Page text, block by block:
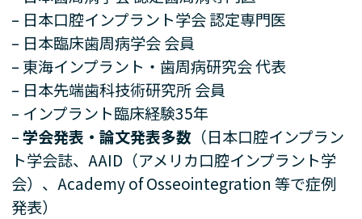
– 日本口腔インプラント学会 認定専門医
– 日本臨床歯周病学会 会員
– 東海インプラント・歯周病研究会 代表
– 日本先端歯科技術研究所 会員
– インプラント臨床経験35年
–学会発表・論文発表多数 （日本口腔インプラン
ト学会誌、AAID（アメリカ口腔インプラント学
会）、Academy of Osseointegration 等で症例
発表）